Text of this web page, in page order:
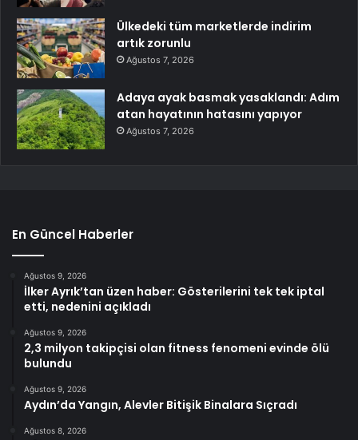
Ülkedeki tüm marketlerde indirim
artık zorunlu
Ağustos 7, 2026
Adaya ayak basmak yasaklandı: Adım
atan hayatının hatasını yapıyor
Ağustos 7, 2026
En Güncel Haberler
Ağustos 9, 2026
İlker Ayrık’tan üzen haber: Gösterilerini tek tek iptal
etti, nedenini açıkladı
Ağustos 9, 2026
2,3 milyon takipçisi olan fitness fenomeni evinde ölü
bulundu
Ağustos 9, 2026
Aydın’da Yangın, Alevler Bitişik Binalara Sıçradı
Ağustos 8, 2026